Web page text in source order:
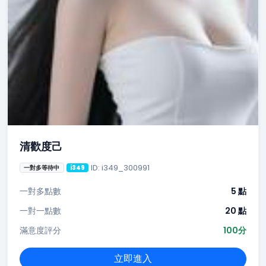
清歡度己
一對多等待中 i349 ID: i349_300991
一對多點數
5 點
一對一點數
20 點
滿意度評分
100分
立即進入